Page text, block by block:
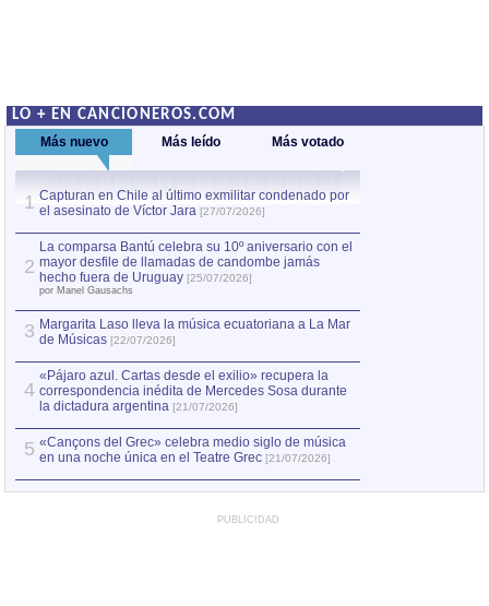
LO + EN CANCIONEROS.COM
Más nuevo Más leído Más votado
1 Capturan en Chile al último exmilitar condenado por
el asesinato de Víctor Jara [27/07/2026]
2
La comparsa Bantú celebra su 10º aniversario con el
mayor desfile de llamadas de candombe jamás
hecho fuera de Uruguay [25/07/2026]
por Manel Gausachs
3 Margarita Laso lleva la música ecuatoriana a La Mar
de Músicas [22/07/2026]
4
«Pájaro azul. Cartas desde el exilio» recupera la
correspondencia inédita de Mercedes Sosa durante
la dictadura argentina [21/07/2026]
5 «Cançons del Grec» celebra medio siglo de música
en una noche única en el Teatre Grec [21/07/2026]
PUBLICIDAD